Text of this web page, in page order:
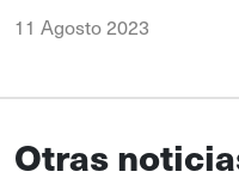
11 Agosto 2023
Otras